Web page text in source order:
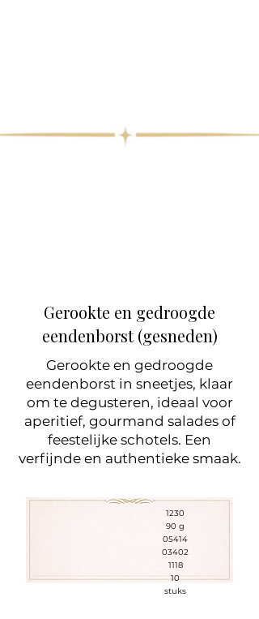
Gerookte en gedroogde
eendenborst (gesneden)
Gerookte en gedroogde
eendenborst in sneetjes, klaar
om te degusteren, ideaal voor
aperitief, gourmand salades of
feestelijke schotels. Een
verfijnde en authentieke smaak.
1230
90 g
05414
03402
1118
10
stuks